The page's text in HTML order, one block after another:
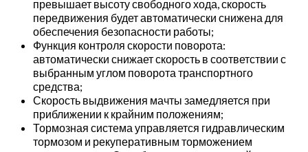
превышает высоту свободного хода, скорость
передвижения будет автоматически снижена для
обеспечения безопасности работы;
Функция контроля скорости поворота:
автоматически снижает скорость в соответствии с
выбранным углом поворота транспортного
средства;
Скорость выдвижения мачты замедляется при
приближении к крайним положениям;
Тормозная система управляется гидравлическим
тормозом и рекуперативным торможением